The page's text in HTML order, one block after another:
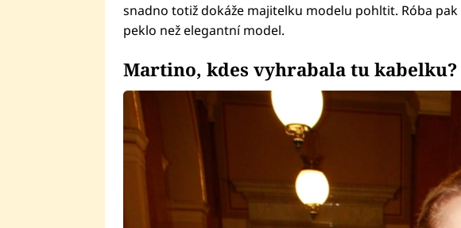
snadno totiž dokáže majitelku modelu pohltit. Róba
peklo než elegantní model.
Martino, kdes vyhrabala tu kabelku?